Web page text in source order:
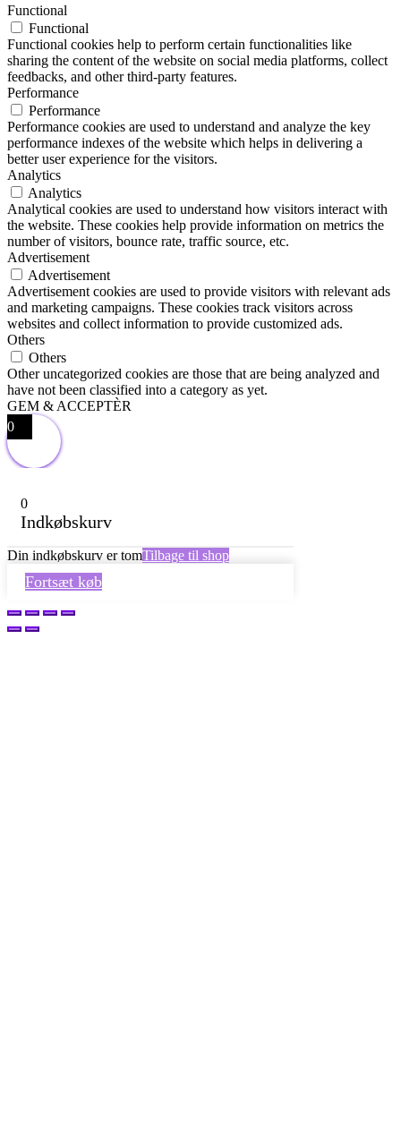
Functional
Functional
Functional cookies help to perform certain functionalities like
sharing the content of the website on social media platforms, collect
feedbacks, and other third-party features.
Performance
Performance
Performance cookies are used to understand and analyze the key
performance indexes of the website which helps in delivering a
better user experience for the visitors.
Analytics
Analytics
Analytical cookies are used to understand how visitors interact with
the website. These cookies help provide information on metrics the
number of visitors, bounce rate, traffic source, etc.
Advertisement
Advertisement
Advertisement cookies are used to provide visitors with relevant ads
and marketing campaigns. These cookies track visitors across
websites and collect information to provide customized ads.
Others
Others
Other uncategorized cookies are those that are being analyzed and
have not been classified into a category as yet.
GEM & ACCEPTÈR
0
0
Indkøbskurv
Din indkøbskurv er tomTilbage til shop
Fortsæt køb